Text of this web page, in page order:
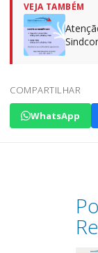
VEJA TAMBÉM
COMPARTILHAR
WhatsApp